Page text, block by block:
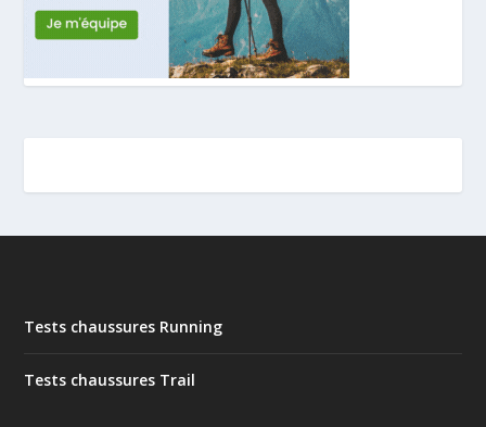
Tests chaussures Running
Tests chaussures Trail